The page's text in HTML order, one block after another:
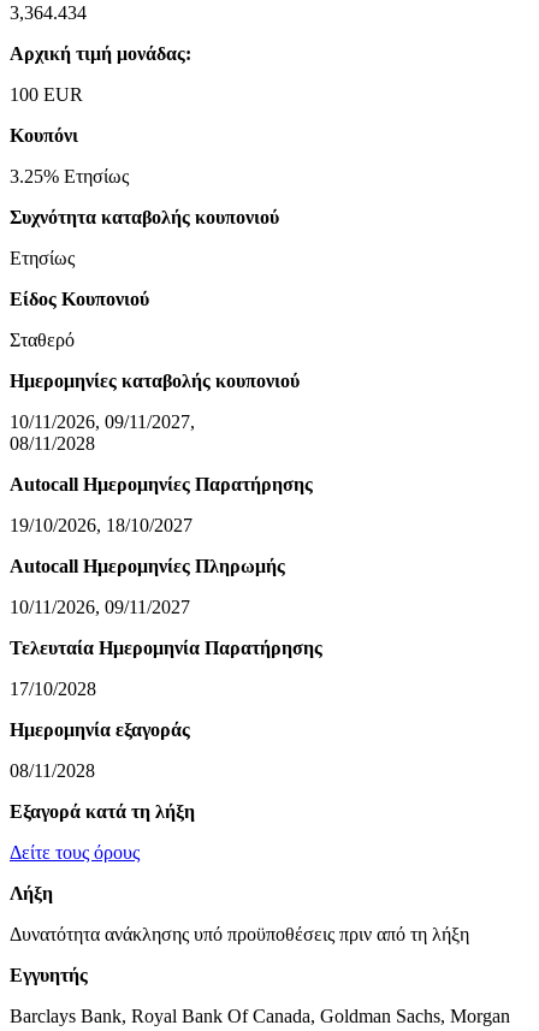
3,364.434
Αρχική τιμή μονάδας:
100 EUR
Κουπόνι
3.25% Ετησίως
Συχνότητα καταβολής κουπονιού
Ετησίως
Είδος Κουπονιού
Σταθερό
Ημερομηνίες καταβολής κουπονιού
10/11/2026, 09/11/2027,
08/11/2028
Autocall Ημερομηνίες Παρατήρησης
19/10/2026, 18/10/2027
Autocall Ημερομηνίες Πληρωμής
10/11/2026, 09/11/2027
Τελευταία Ημερομηνία Παρατήρησης
17/10/2028
Ημερομηνία εξαγοράς
08/11/2028
Εξαγορά κατά τη λήξη
Δείτε τους όρους
Λήξη
Δυνατότητα ανάκλησης υπό προϋποθέσεις πριν από τη λήξη
Εγγυητής
Barclays Bank, Royal Bank Of Canada, Goldman Sachs, Morgan